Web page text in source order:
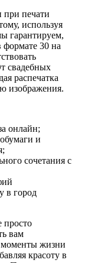
печати
используя
гарантируем,
формате 30 на
свадебных
распечатка
изображения.
онлайн;
и
сочетания с
в город
просто
вам
моменты жизни
красоту в